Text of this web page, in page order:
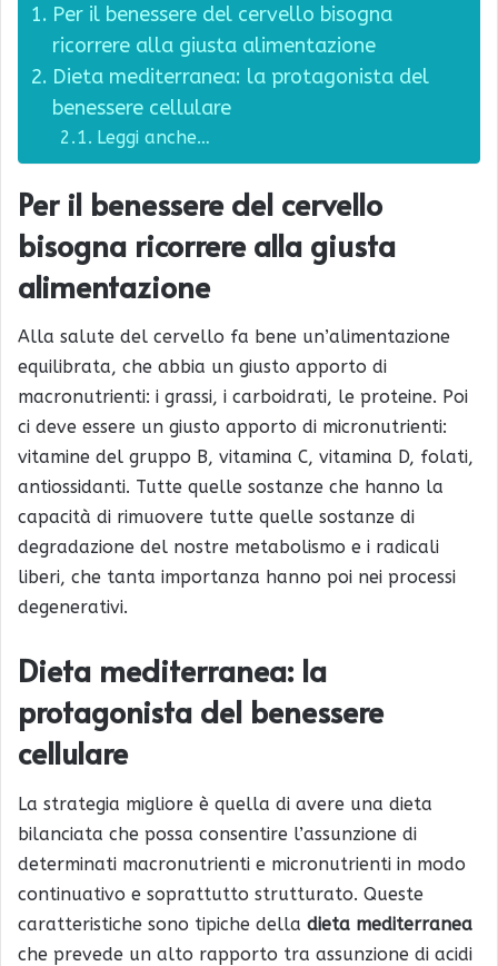
Per il benessere del cervello bisogna
ricorrere alla giusta alimentazione
Dieta mediterranea: la protagonista del
benessere cellulare
Leggi anche…
Per il benessere del cervello
bisogna ricorrere alla giusta
alimentazione
Alla salute del cervello fa bene un’alimentazione
equilibrata, che abbia un giusto apporto di
macronutrienti: i grassi, i carboidrati, le proteine. Poi
ci deve essere un giusto apporto di micronutrienti:
vitamine del gruppo B, vitamina C, vitamina D, folati,
antiossidanti. Tutte quelle sostanze che hanno la
capacità di rimuovere tutte quelle sostanze di
degradazione del nostre metabolismo e i radicali
liberi, che tanta importanza hanno poi nei processi
degenerativi.
Dieta mediterranea: la
protagonista del benessere
cellulare
La strategia migliore è quella di avere una dieta
bilanciata che possa consentire l’assunzione di
determinati macronutrienti e micronutrienti in modo
continuativo e soprattutto strutturato. Queste
caratteristiche sono tipiche della dieta mediterranea
che prevede un alto rapporto tra assunzione di acidi